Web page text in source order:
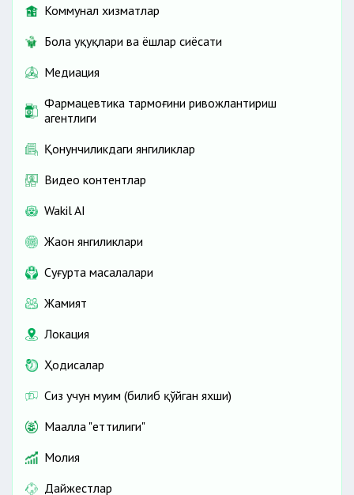
Коммунал хизматлар
Бола ҳуқуқлари ва ёшлар сиёсати
Медиация
Фармацевтика тармоғини ривожлантириш
агентлиги
Қонунчиликдаги янгиликлар
Видео контентлар
Wakil AI
Жаҳон янгиликлари
Cуғурта масалалари
Жамият
Локация
Ҳодисалар
Сиз учун муҳим (билиб қўйган яхши)
Маҳалла "еттилиги"
Молия
Дайжестлар